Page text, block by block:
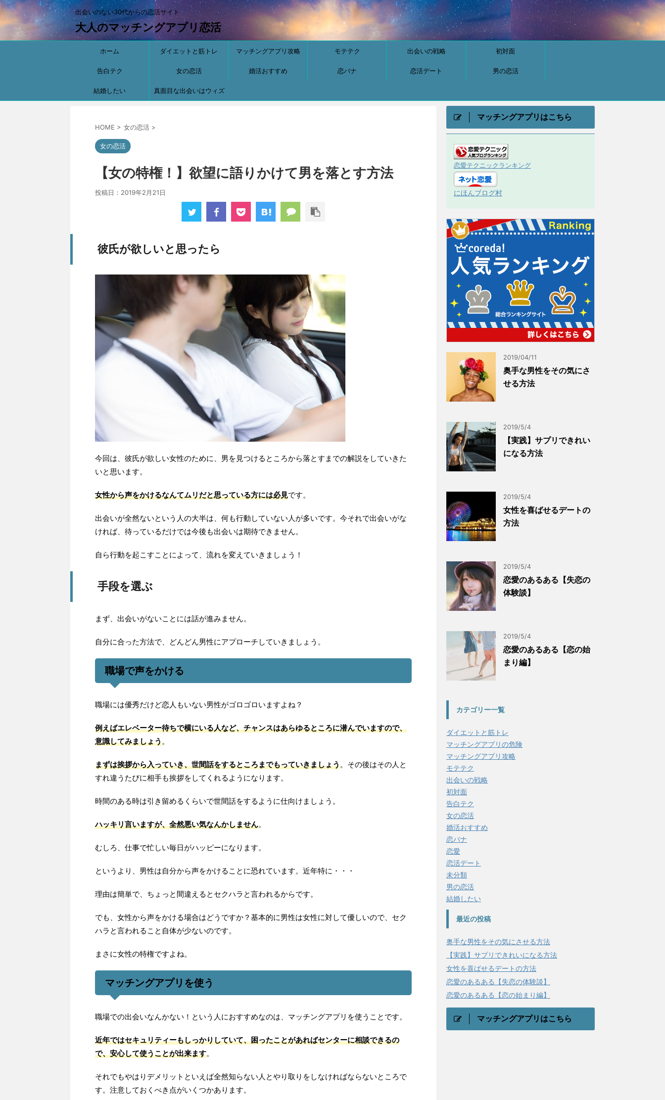
出会いのない30代からの恋活サイト
大人のマッチングアプリ恋活
ホーム ダイエットと筋トレ マッチングアプリ攻略 モテテク 出会いの戦略 初対面
告白テク 女の恋活 婚活おすすめ 恋バナ 恋活デート 男の恋活
結婚したい 真面目な出会いはウィズ
HOME > 女の恋活 >
女の恋活
【女の特権！】欲望に語りかけて男を落とす方法
投稿日： 2019年2月21日
彼氏が欲しいと思ったら
今回は、彼氏が欲しい女性のために、男を見つけるところから落とすまでの解説をしていきた
いと思います。
女性から声をかけるなんてムリだと思っている方には必見です。
出会いが全然ないという人の大半は、何も行動していない人が多いです。今それで出会いがな
ければ、待っているだけでは今後も出会いは期待できません。
自ら行動を起こすことによって、流れを変えていきましょう！
手段を選ぶ
まず、出会いがないことには話が進みません。
自分に合った方法で、どんどん男性にアプローチしていきましょう。
職場で声をかける
職場には優秀だけど恋人もいない男性がゴロゴロいますよね？
例えばエレベーター待ちで横にいる人など、チャンスはあらゆるところに潜んでいますので、
意識してみましょう。
まずは挨拶から入っていき、世間話をするところまでもっていきましょう。その後はその人と
すれ違うたびに相手も挨拶をしてくれるようになります。
時間のある時は引き留めるくらいで世間話をするように仕向けましょう。
ハッキリ言いますが、全然悪い気なんかしません。
むしろ、仕事で忙しい毎日がハッピーになります。
というより、男性は自分から声をかけることに恐れています。近年特に・・・
理由は簡単で、ちょっと間違えるとセクハラと言われるからです。
でも、女性から声をかける場合はどうですか？基本的に男性は女性に対して優しいので、セク
ハラと言われること自体が少ないのです。
まさに女性の特権ですよね。
マッチングアプリを使う
職場での出会いなんかない！という人におすすめなのは、マッチングアプリを使うことです。
近年ではセキュリティーもしっかりしていて、困ったことがあればセンターに相談できるの
で、安心して使うことが出来ます。
それでもやはりデメリットといえば全然知らない人とやり取りをしなければならないところで
す。注意しておくべき点がいくつかあります。
マッチングアプリはこちら
恋愛テクニックランキング
にほんブログ村
2019/04/11
奥手な男性をその気にさ
せる方法
2019/5/4
【実践】サプリできれい
になる方法
2019/5/4
女性を喜ばせるデートの
方法
2019/5/4
恋愛のあるある【失恋の
体験談】
2019/5/4
恋愛のあるある【恋の始
まり編】
カテゴリー一覧
ダイエットと筋トレ
マッチングアプリの危険
マッチングアプリ攻略
モテテク
出会いの戦略
初対面
告白テク
女の恋活
婚活おすすめ
恋バナ
恋愛
恋活デート
未分類
男の恋活
結婚したい
最近の投稿
奥手な男性をその気にさせる方法
【実践】サプリできれいになる方法
女性を喜ばせるデートの方法
恋愛のあるある【失恋の体験談】
恋愛のあるある【恋の始まり編】
マッチングアプリはこちら